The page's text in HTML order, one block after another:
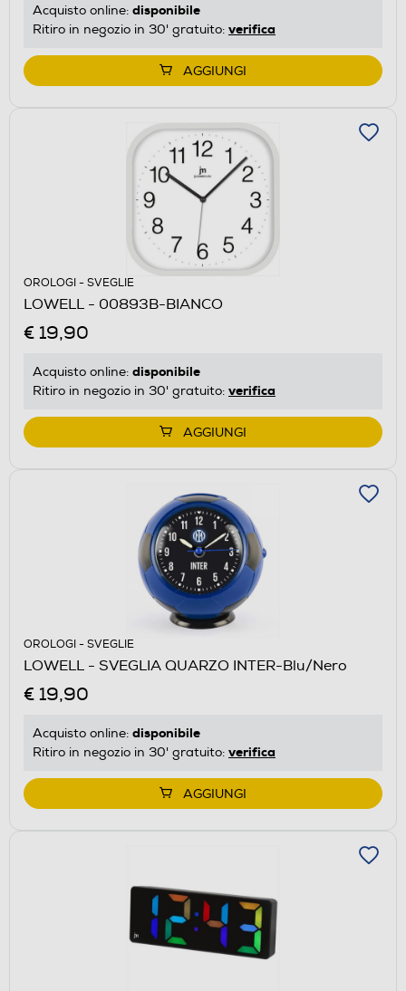
Acquisto online: disponibile
Ritiro in negozio in 30' gratuito: verifica
AGGIUNGI
OROLOGI - SVEGLIE
LOWELL - 00893B-BIANCO
€ 19,90
Acquisto online: disponibile
Ritiro in negozio in 30' gratuito: verifica
AGGIUNGI
OROLOGI - SVEGLIE
LOWELL - SVEGLIA QUARZO INTER-Blu/Nero
€ 19,90
Acquisto online: disponibile
Ritiro in negozio in 30' gratuito: verifica
AGGIUNGI